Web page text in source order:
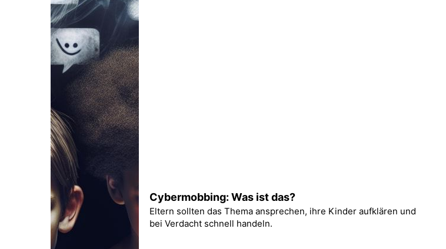
Cybermobbing: Was ist das?
Eltern sollten das Thema ansprechen, ihre Kinder aufklären und
bei Verdacht schnell handeln.